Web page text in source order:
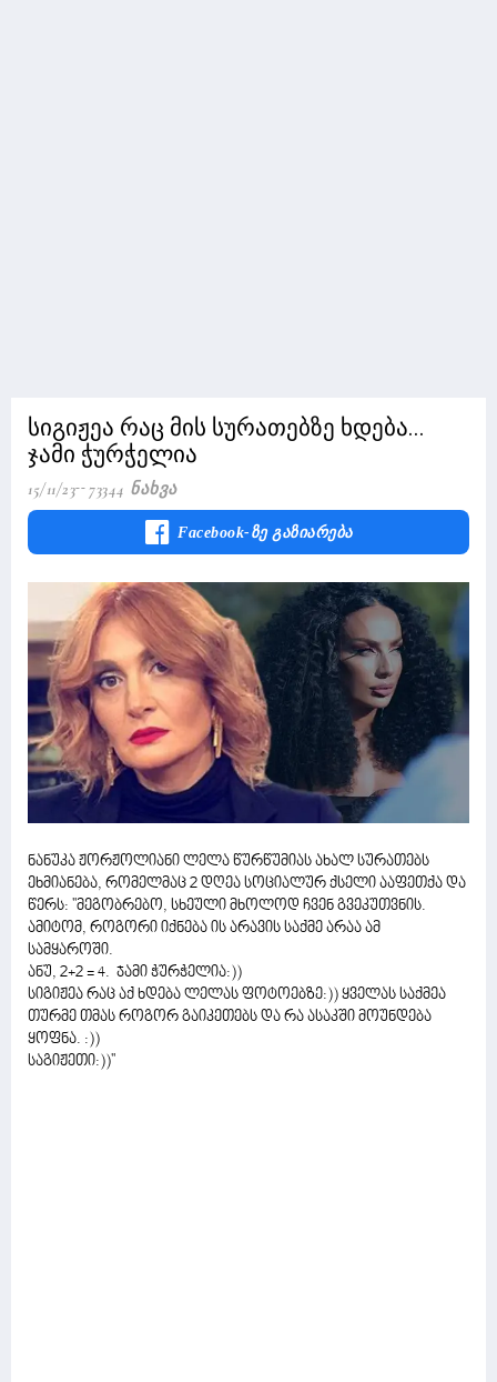
სიგიჟეა რაც მის სურათებზე ხდება...
ჯამი ჭურჭელია
15/11/23 73344 Ნახვა
Facebook-Ზე Გაზიარება
ნანუკა ჟორჟოლიანი ლელა წურწუმიას ახალ სურათებს
ეხმიანება, რომელმაც 2 დღეა სოციალურ ქსელი ააფეთქა და
წერს: ''მეგობრებო, სხეული მხოლოდ ჩვენ გვეკუთვნის.
ამიტომ, როგორი იქნება ის არავის საქმე არაა ამ
სამყაროში.
ანუ, 2+2 = 4. ჯამი ჭურჭელია:))
სიგიჟეა რაც აქ ხდება ლელას ფოტოებზე:)) ყველას საქმეა
თურმე თმას როგორ გაიკეთებს და რა ასაკში მოუნდება
ყოფნა. :))
საგიჟეთი:))''